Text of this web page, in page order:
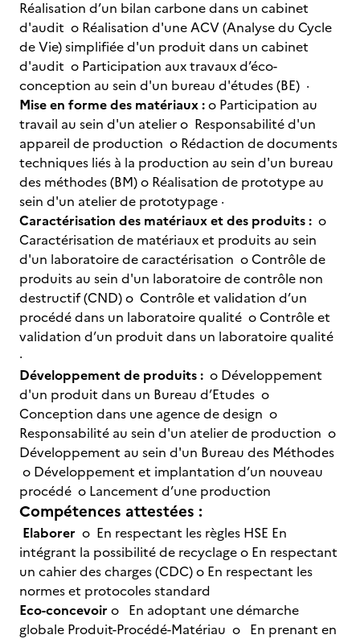
Réalisation d’un bilan carbone dans un cabinet
d'audit o Réalisation d'une ACV (Analyse du Cycle
de Vie) simplifiée d'un produit dans un cabinet
d'audit o Participation aux travaux d’éco-
conception au sein d'un bureau d'études (BE) ·
Mise en forme des matériaux :o Participation au
travail au sein d'un atelier o Responsabilité d'un
appareil de production o Rédaction de documents
techniques liés à la production au sein d'un bureau
des méthodes (BM) o Réalisation de prototype au
sein d'un atelier de prototypage ·
Caractérisation des matériaux et des produits : o
Caractérisation de matériaux et produits au sein
d'un laboratoire de caractérisation o Contrôle de
produits au sein d'un laboratoire de contrôle non
destructif (CND) o Contrôle et validation d’un
procédé dans un laboratoire qualité o Contrôle et
validation d’un produit dans un laboratoire qualité
·
Développement de produits : o Développement
d'un produit dans un Bureau d’Etudes o
Conception dans une agence de design o
Responsabilité au sein d'un atelier de production o
Développement au sein d'un Bureau des Méthodes
o Développement et implantation d’un nouveau
procédé o Lancement d’une production
Compétences attestées :
Elaborer o En respectant les règles HSE En
intégrant la possibilité de recyclage o En respectant
un cahier des charges (CDC) o En respectant les
normes et protocoles standard
Eco-concevoir o En adoptant une démarche
globale Produit-Procédé-Matériau o En prenant en